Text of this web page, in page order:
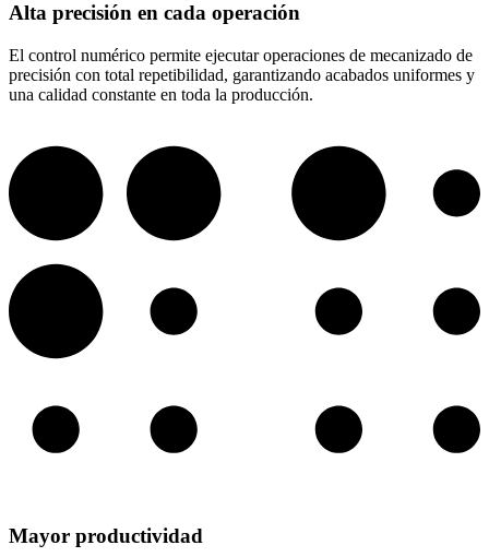
Alta precisión en cada operación
El control numérico permite ejecutar operaciones de mecanizado de
precisión con total repetibilidad, garantizando acabados uniformes y
una calidad constante en toda la producción.
Mayor productividad